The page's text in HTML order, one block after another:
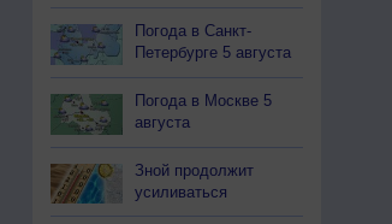
Погода в Санкт-
Петербурге 5 августа
Погода в Москве 5
августа
Зной продолжит
усиливаться